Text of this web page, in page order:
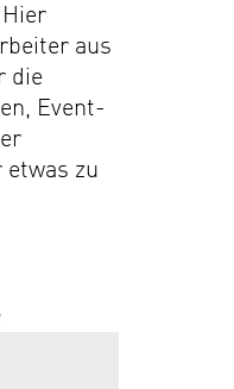
aus
die
Event-
zu